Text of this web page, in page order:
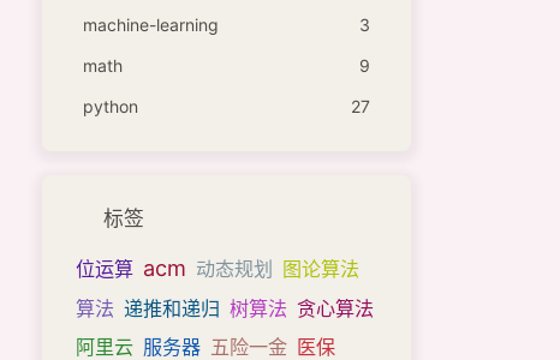
machine-learning
3
math
9
python
27
标签
位运算 acm 动态规划 图论算法
算法 递推和递归 树算法 贪心算法
阿里云 服务器 五险一金 医保